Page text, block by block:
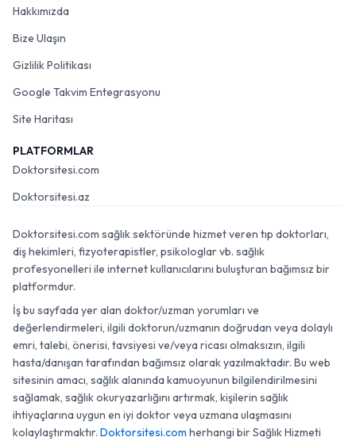
Hakkımızda
Bize Ulaşın
Gizlilik Politikası
Google Takvim Entegrasyonu
Site Haritası
PLATFORMLAR
Doktorsitesi.com
Doktorsitesi.az
Doktorsitesi.com sağlık sektöründe hizmet veren tıp doktorları,
diş hekimleri, fizyoterapistler, psikologlar vb. sağlık
profesyonelleri ile internet kullanıcılarını buluşturan bağımsız bir
platformdur.
İş bu sayfada yer alan doktor/uzman yorumları ve
değerlendirmeleri, ilgili doktorun/uzmanın doğrudan veya dolaylı
emri, talebi, önerisi, tavsiyesi ve/veya ricası olmaksızın, ilgili
hasta/danışan tarafından bağımsız olarak yazılmaktadır. Bu web
sitesinin amacı, sağlık alanında kamuoyunun bilgilendirilmesini
sağlamak, sağlık okuryazarlığını artırmak, kişilerin sağlık
ihtiyaçlarına uygun en iyi doktor veya uzmana ulaşmasını
kolaylaştırmaktır. Doktorsitesi.com herhangi bir Sağlık Hizmeti